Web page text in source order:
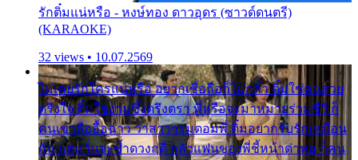
รักติ๋มแน่หรือ - หงษ์ทอง ดาวอุดร (ซาวด์ดนตรี)
(KARAOKE)
32 views • 10.07.2569
ไม่เคยรักใครแน่หรือ อยากเชื่อถือก็ไม่กล้า ติ๋มใช่คนสวย
ตรึงใจ ติ๋มใช่งามซึ้งตรึงตรา พี่หรือจะมาหมายร่วมชีวี ก็
คนเขาลืออื้อฉาว ว่าสาวๆรุมตอมพี่ ติ๋มอยากรับรักเหมือน
กัน แต่หวั่นจะช้ำดวงฤดี กลัวแฟนของพี่ชี้หน้าด่าทอ ก็คน